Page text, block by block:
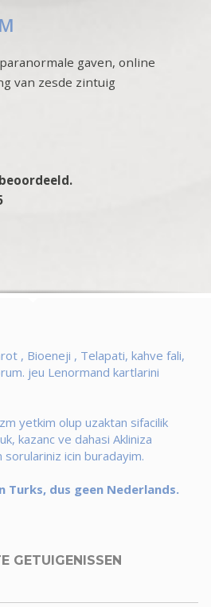
gaven, online
van zesde zintuig
, Bioeneji , Telapati, kahve fali,
jeu Lenormand kartlarini
yetkim olup uzaktan sifacilik
kazanc ve dahasi Akliniza
sorulariniz icin buradayim.
Turks, dus geen Nederlands.
GETUIGENISSEN